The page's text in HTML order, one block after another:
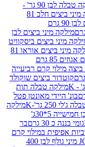
שוקולד מילקה טבלה לבן 90 גר' -
מילקה מיני ביצים חלב 81
ביצים לבן
ביסקוויט
מילקה מיני ביצים אוראו 81
מילקה קרם אגוזים 85 גרם
רביעייה
שוקולד
טבלה תות
מאונטן פטל
מילקה
ליאון שוקולד לבן חמישייה 5*30ג'
בר
במילוי קרם
מרשמלו JOOMI מיני גולף לבן 400